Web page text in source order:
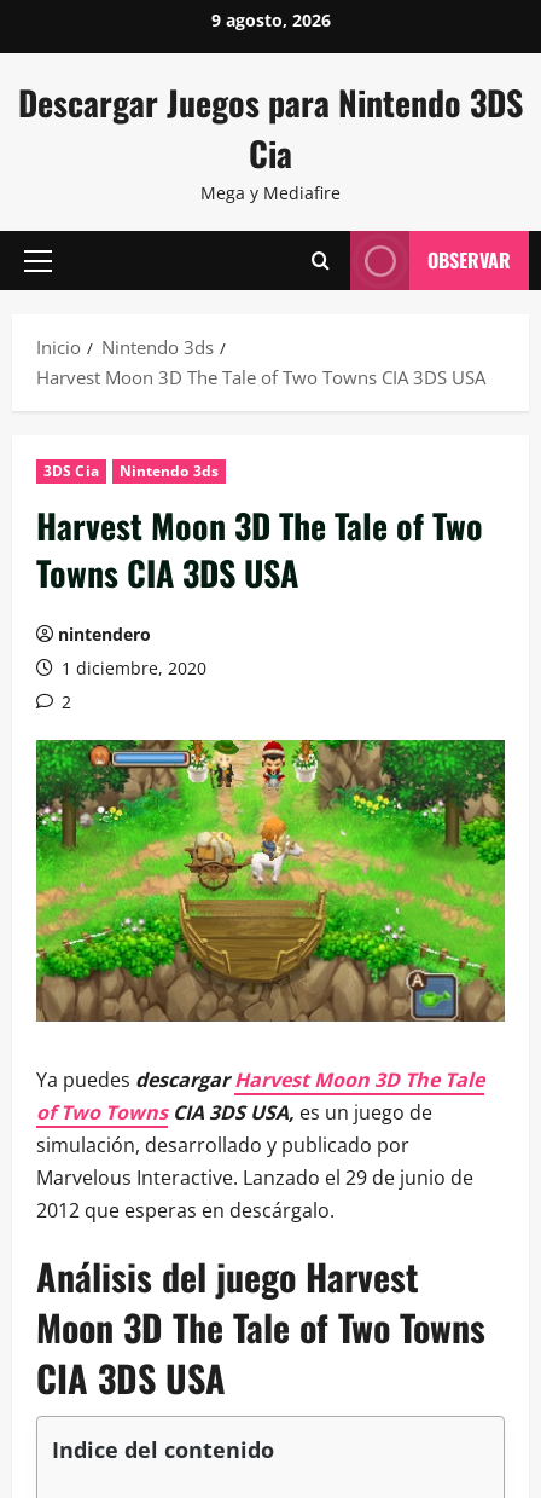
al
9 agosto, 2026
Descargar Juegos para Nintendo 3DS
Cia
Mega y Mediafire
Menú
OBSERVAR
Inicio
Nintendo 3ds
Harvest Moon 3D The Tale of Two Towns CIA 3DS USA
3DS Cia Nintendo 3ds
Harvest Moon 3D The Tale of Two
Towns CIA 3DS USA
nintendero
1 diciembre, 2020
2
Ya puedes descargarHarvest Moon 3D The Tale
of Two TownsCIA 3DS USA, es un juego de
simulación, desarrollado y publicado por
Marvelous Interactive. Lanzado el 29 de junio de
2012 que esperas en descárgalo.
Análisis del juego Harvest
Moon 3D The Tale of Two Towns
CIA 3DS USA
Indice del contenido